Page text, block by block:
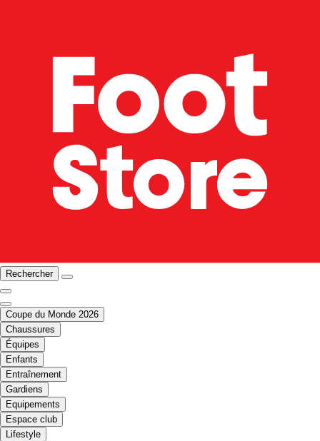
Rechercher
Coupe du Monde 2026
Chaussures
Équipes
Enfants
Entraînement
Gardiens
Equipements
Espace club
Lifestyle